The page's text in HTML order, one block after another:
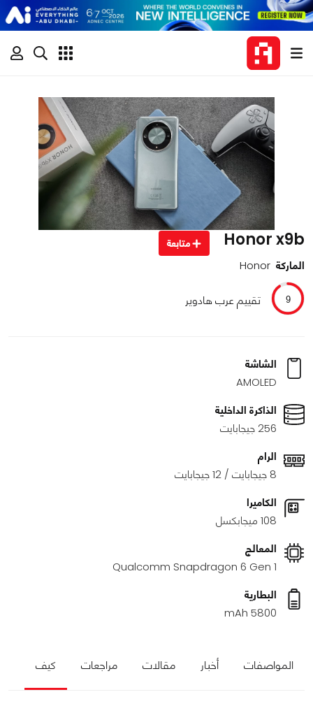
Honor x9b متابعة
الماركة Honor
9 تقييم عرب هادوير
الشاشة
AMOLED
الذاكرة الداخلية
256 جيجابايت
الرام
8 جيجابايت / 12 جيجابايت
الكاميرا
108 ميجابكسل
المعالج
Qualcomm Snapdragon 6 Gen 1
البطارية
5800 mAh
المواصفات أخبار مقالات مراجعات كيف